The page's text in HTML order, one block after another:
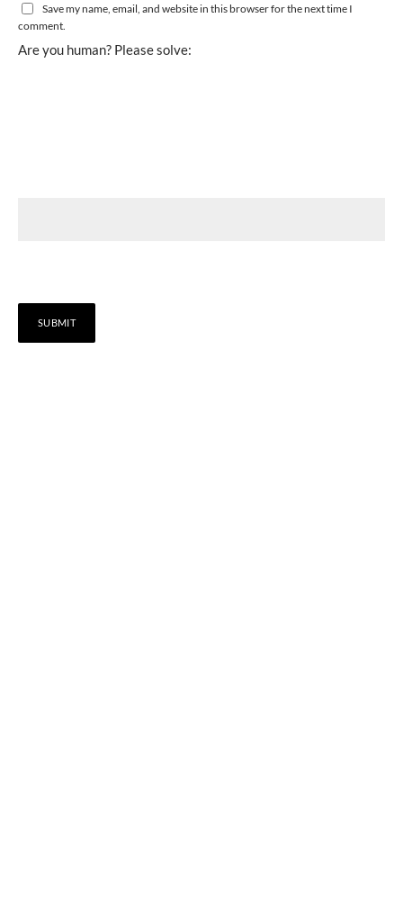
Save my name, email, and website in this browser for the next time I
comment.
Are you human? Please solve: